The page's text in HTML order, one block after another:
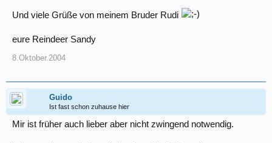
Und viele Grüße von meinem Bruder Rudi
eure Reindeer Sandy
8.Oktober.2004
Guido
Ist fast schon zuhause hier
Mir ist früher auch lieber aber nicht zwingend notwendig.